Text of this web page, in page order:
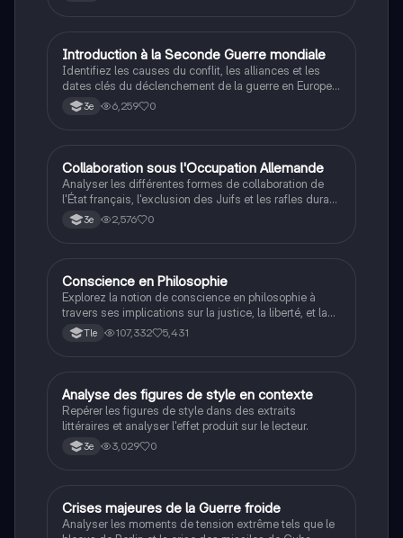
IHistoire
Introduction à la Seconde Guerre mondiale
Identifiez les causes du conflit, les alliances et les
dates clés du déclenchement de la guerre en Europe
et dans le Pacifique.
3e 6,259 0
CHistoire
Collaboration sous l'Occupation Allemande
Analyser les différentes formes de collaboration de
l'État français, l'exclusion des Juifs et les rafles durant
la Seconde Guerre mondiale.
3e 2,576 0
Philosophie
Conscience en Philosophie
Explorez la notion de conscience en philosophie à
travers ses implications sur la justice, la liberté, et la
connaissance. Cette fiche de révision aborde les
débats philosophiques sur la conscience, le cogito, et
étudiants en philosophie cherchant à approfondir leur
compréhension des enjeux éthiques et existentiels.
Tle 107,332 5,431
AFrançais
Analyse des figures de style en contexte
Repérer les figures de style dans des extraits
littéraires et analyser l'effet produit sur le lecteur.
3e 3,029 0
CHistoire
Crises majeures de la Guerre froide
Analyser les moments de tension extrême tels que le